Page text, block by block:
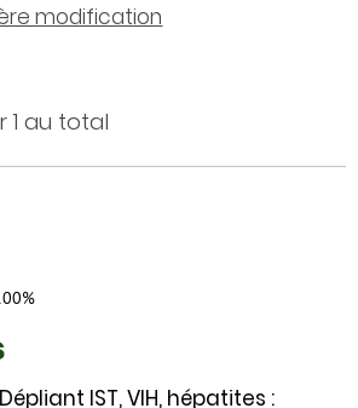
1 au total
IST, VIH, hépatites :
modification